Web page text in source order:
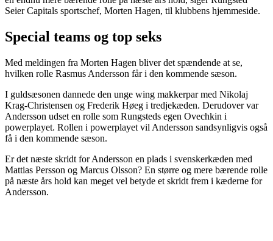
Seier Capitals sportschef, Morten Hagen, til klubbens hjemmeside.
Special teams og top seks
Med meldingen fra Morten Hagen bliver det spændende at se,
hvilken rolle Rasmus Andersson får i den kommende sæson.
I guldsæsonen dannede den unge wing makkerpar med Nikolaj
Krag-Christensen og Frederik Høeg i tredjekæden. Derudover var
Andersson udset en rolle som Rungsteds egen Ovechkin i
powerplayet. Rollen i powerplayet vil Andersson sandsynligvis også
få i den kommende sæson.
Er det næste skridt for Andersson en plads i svenskerkæden med
Mattias Persson og Marcus Olsson? En større og mere bærende rolle
på næste års hold kan meget vel betyde et skridt frem i kæderne for
Andersson.